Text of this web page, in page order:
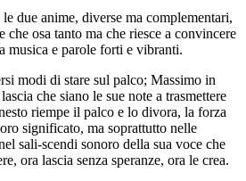
due anime, diverse ma complementari,
osa tanto ma che riesce a convincere
musica e parole forti e vibranti.
modi di stare sul palco; Massimo in
che siano le sue note a trasmettere
riempe il palco e lo divora, la forza
significato, ma soprattutto nelle
sali-scendi sonoro della sua voce che
ora lascia senza speranze, ora le crea.